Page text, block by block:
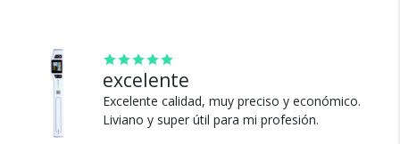
excelente
Excelente calidad, muy preciso y económico.
Liviano y super útil para mi profesión.
Más de 15.000 comentarios
positivos en todos nuestros
productos.